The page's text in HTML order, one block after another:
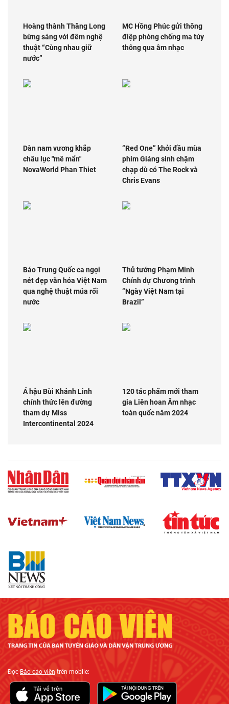
Hoàng thành Thăng Long
bừng sáng với đêm nghệ
thuật “Cùng nhau giữ
nước”
MC Hồng Phúc gửi thông
điệp phòng chống ma túy
thông qua âm nhạc
Dàn nam vương khắp
châu lục "mê mẩn"
NovaWorld Phan Thiet
“Red One” khởi đầu mùa
phim Giáng sinh chậm
chạp dù có The Rock và
Chris Evans
Báo Trung Quốc ca ngợi
nét đẹp văn hóa Việt Nam
qua nghệ thuật múa rối
nước
Thủ tướng Phạm Minh
Chính dự Chương trình
“Ngày Việt Nam tại
Brazil”
Á hậu Bùi Khánh Linh
chính thức lên đường
tham dự Miss
Intercontinental 2024
120 tác phẩm mới tham
gia Liên hoan Âm nhạc
toàn quốc năm 2024
ĐọcBáo cáo viên trên mobile: